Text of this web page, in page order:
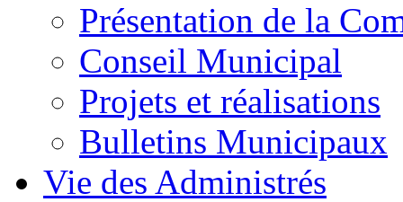
Présentation de la
Conseil Municipal
Projets et réalisations
Bulletins Municipaux
Vie des Administrés